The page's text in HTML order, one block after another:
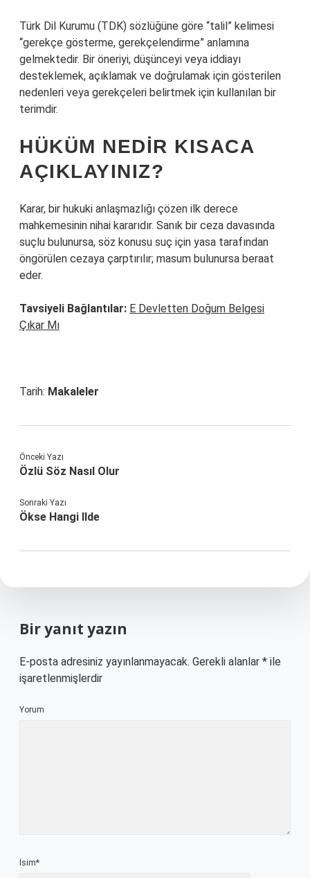
Türk Dil Kurumu (TDK) sözlüğüne göre “talil” kelimesi
“gerekçe gösterme, gerekçelendirme” anlamına
gelmektedir. Bir öneriyi, düşünceyi veya iddiayı
desteklemek, açıklamak ve doğrulamak için gösterilen
nedenleri veya gerekçeleri belirtmek için kullanılan bir
terimdir.
HÜKÜM NEDIR KISACA
AÇIKLAYINIZ?
Karar, bir hukuki anlaşmazlığı çözen ilk derece
mahkemesinin nihai kararıdır. Sanık bir ceza davasında
suçlu bulunursa, söz konusu suç için yasa tarafından
öngörülen cezaya çarptırılır; masum bulunursa beraat
eder.
Tavsiyeli Bağlantılar: E Devletten Doğum Belgesi
Çıkar Mı
Tarih: Makaleler
Önceki Yazı
Özlü Söz Nasıl Olur
Sonraki Yazı
Ökse Hangi Ilde
Bir yanıt yazın
E-posta adresiniz yayınlanmayacak. Gerekli alanlar * ile
işaretlenmişlerdir
Yorum
İsim*